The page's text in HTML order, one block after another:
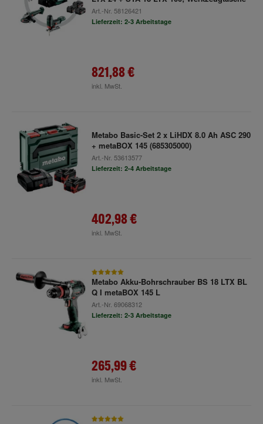
Art.-Nr. 58126421
Lieferzeit: 2-3 Arbeitstage
821,88 €
inkl. MwSt.
Metabo Basic-Set 2 x LiHDX 8.0 Ah ASC 290
+ metaBOX 145 (685305000)
Art.-Nr. 53613577
Lieferzeit: 2-4 Arbeitstage
402,98 €
inkl. MwSt.
Metabo Akku-Bohrschrauber BS 18 LTX BL
Q I metaBOX 145 L
Art.-Nr. 69068312
Lieferzeit: 2-3 Arbeitstage
265,99 €
inkl. MwSt.